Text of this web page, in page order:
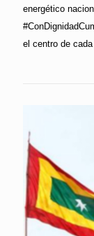
energético
el centro de cada